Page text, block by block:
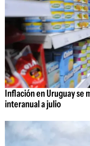
Inflación en Uruguay se
interanual a julio